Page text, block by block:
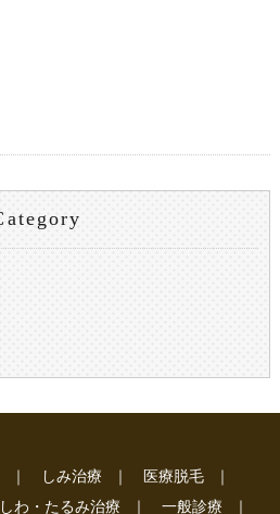
｜ しみ治療 ｜ 医療脱毛
｜
しわ・たるみ治療 ｜ 一般診療 ｜